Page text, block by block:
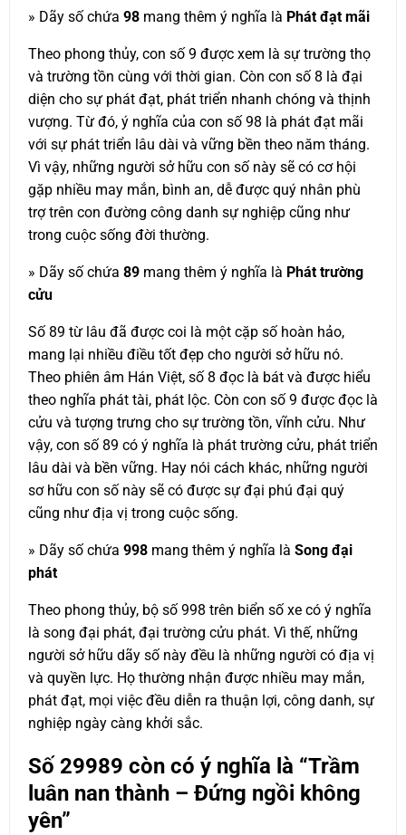
» Dãy số chứa 98 mang thêm ý nghĩa là Phát đạt mãi
Theo phong thủy, con số 9 được xem là sự trường thọ
và trường tồn cùng với thời gian. Còn con số 8 là đại
diện cho sự phát đạt, phát triển nhanh chóng và thịnh
vượng. Từ đó, ý nghĩa của con số 98 là phát đạt mãi
với sự phát triển lâu dài và vững bền theo năm tháng.
Vì vậy, những người sở hữu con số này sẽ có cơ hội
gặp nhiều may mắn, bình an, dễ được quý nhân phù
trợ trên con đường công danh sự nghiệp cũng như
trong cuộc sống đời thường.
» Dãy số chứa 89 mang thêm ý nghĩa là Phát trường
cửu
Số 89 từ lâu đã được coi là một cặp số hoàn hảo,
mang lại nhiều điều tốt đẹp cho người sở hữu nó.
Theo phiên âm Hán Việt, số 8 đọc là bát và được hiểu
theo nghĩa phát tài, phát lộc. Còn con số 9 được đọc là
cửu và tượng trưng cho sự trường tồn, vĩnh cửu. Như
vậy, con số 89 có ý nghĩa là phát trường cửu, phát triển
lâu dài và bền vững. Hay nói cách khác, những người
sơ hữu con số này sẽ có được sự đại phú đại quý
cũng như địa vị trong cuộc sống.
» Dãy số chứa 998 mang thêm ý nghĩa là Song đại
phát
Theo phong thủy, bộ số 998 trên biển số xe có ý nghĩa
là song đại phát, đại trường cửu phát. Vì thế, những
người sở hữu dãy số này đều là những người có địa vị
và quyền lực. Họ thường nhận được nhiều may mắn,
phát đạt, mọi việc đều diễn ra thuận lợi, công danh, sự
nghiệp ngày càng khởi sắc.
Số 29989 còn có ý nghĩa là “Trầm
luân nan thành – Đứng ngồi không
yên”